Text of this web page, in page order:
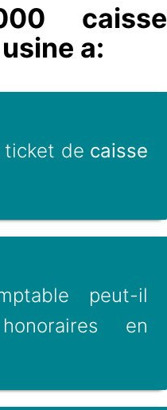
caisse
a:
ticket de caisse
peut-il
en